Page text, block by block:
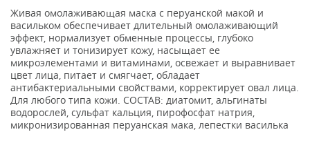
Живая омолаживающая маска с перуанской макой и
васильком обеспечивает длительный омолаживающий
эффект, нормализует обменные процессы, глубоко
увлажняет и тонизирует кожу, насыщает ее
микроэлементами и витаминами, освежает и выравнивает
цвет лица, питает и смягчает, обладает
антибактериальными свойствами, корректирует овал лица.
Для любого типа кожи. СОСТАВ: диатомит, альгинаты
водорослей, сульфат кальция, пирофосфат натрия,
микронизированная перуанская мака, лепестки василька